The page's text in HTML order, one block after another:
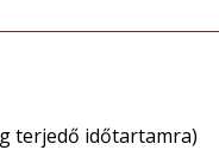
terjedő időtartamra)